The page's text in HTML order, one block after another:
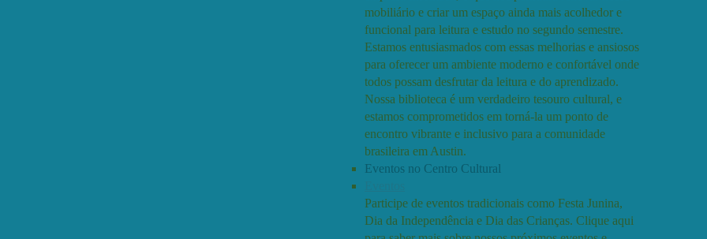
mobiliário e criar um espaço ainda mais acolhedor e
funcional para leitura e estudo no segundo semestre.
Estamos entusiasmados com essas melhorias e ansiosos
para oferecer um ambiente moderno e confortável onde
todos possam desfrutar da leitura e do aprendizado.
Nossa biblioteca é um verdadeiro tesouro cultural, e
estamos comprometidos em torná-la um ponto de
encontro vibrante e inclusivo para a comunidade
brasileira em Austin.
Eventos no Centro Cultural
Participe de eventos tradicionais como Festa Junina,
Dia da Independência e Dia das Crianças. Clique aqui